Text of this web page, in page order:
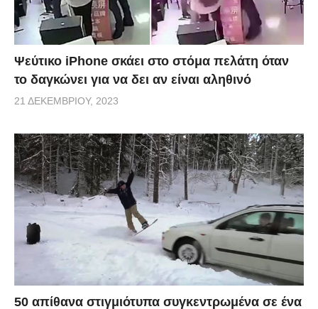
Ψεύτικο iPhone σκάει στο στόμα πελάτη όταν
το δαγκώνει για να δει αν είναι αληθινό
21 ΔΕΚΕΜΒΡΊΟΥ, 2023
50 απίθανα στιγμιότυπα συγκεντρωμένα σε ένα